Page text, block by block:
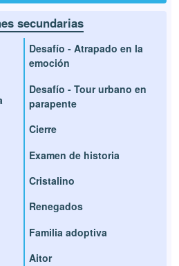
secundarias
Desafío - Atrapado en la
emoción
Desafío - Tour urbano en
parapente
Cierre
Examen de historia
Cristalino
Renegados
Familia adoptiva
Aitor